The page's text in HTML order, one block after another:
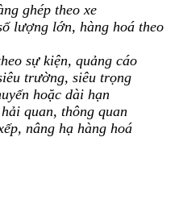
ghép theo xe
lượng lớn, hàng hoá theo
sự kiện, quảng cáo
trường, siêu trọng
hoặc dài hạn
quan, thông quan
nâng hạ hàng hoá